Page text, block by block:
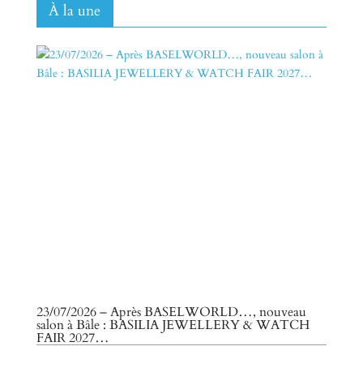
Àla une
23/07/2026 – Après BASELWORLD…, nouveau
salon à Bâle : BASILIA JEWELLERY & WATCH
FAIR 2027…